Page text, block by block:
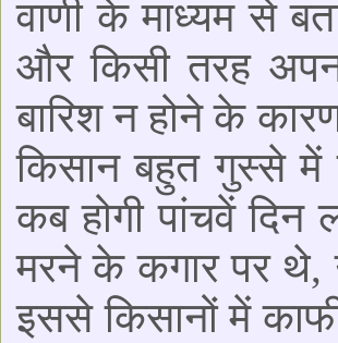
वाणी के माध्यम से
और किसी तरह
बारिश न होने के
किसान बहुत गुस्से में
कब होगी पांचवें
मरने के कगार पर थे,
इससे किसानों में काफी